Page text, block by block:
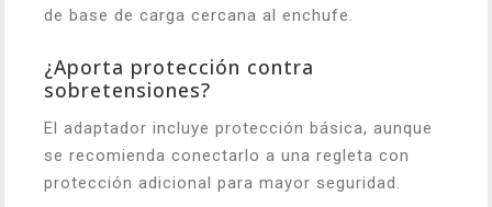
de base de carga cercana al enchufe.
¿Aporta protección contra
sobretensiones?
El adaptador incluye protección básica, aunque
se recomienda conectarlo a una regleta con
protección adicional para mayor seguridad.